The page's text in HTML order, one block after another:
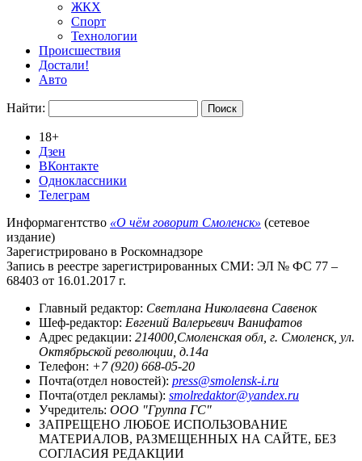
ЖКХ
Спорт
Технологии
Происшествия
Достали!
Авто
Найти:
18+
Дзен
ВКонтакте
Одноклассники
Телеграм
Информагентство «О чём говорит Смоленск» (сетевое
издание)
Зарегистрировано в Роскомнадзоре
Запись в реестре зарегистрированных СМИ: ЭЛ № ФС 77 –
68403 от 16.01.2017 г.
Главный редактор: Светлана Николаевна Савенок
Шеф-редактор: Евгений Валерьевич Ванифатов
Адрес редакции: 214000,Смоленская обл, г. Смоленск, ул.
Октябрьской революции, д.14а
Телефон: +7 (920) 668-05-20
Почта(отдел новостей): press@smolensk-i.ru
Почта(отдел рекламы): smolredaktor@yandex.ru
Учредитель: ООО "Группа ГС"
ЗАПРЕЩЕНО ЛЮБОЕ ИСПОЛЬЗОВАНИЕ
МАТЕРИАЛОВ, РАЗМЕЩЕННЫХ НА САЙТЕ, БЕЗ
СОГЛАСИЯ РЕДАКЦИИ